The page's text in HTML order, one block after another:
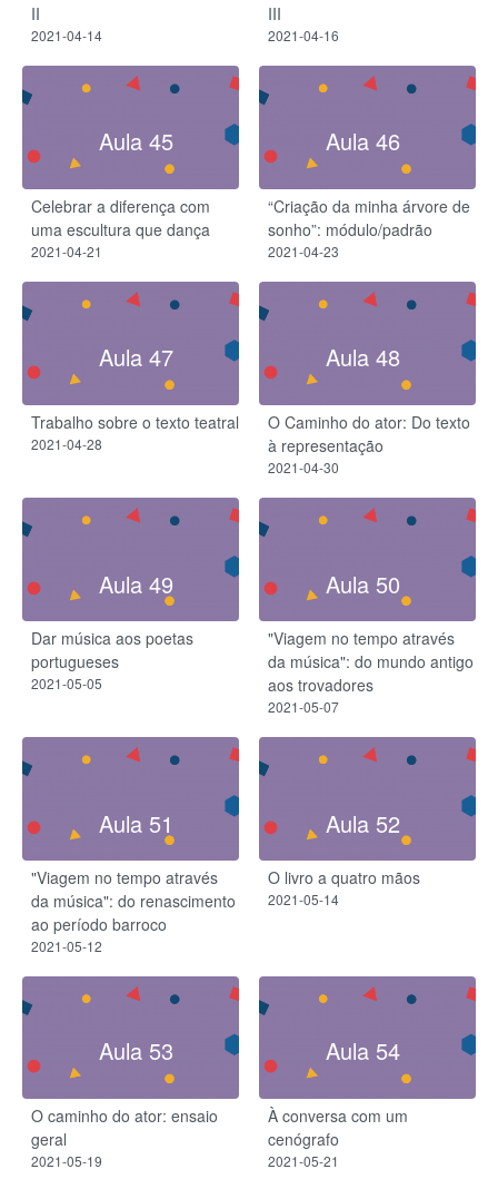
II
2021-04-14
III
2021-04-16
Aula 45
Celebrar a diferença com
uma escultura que dança
2021-04-21
Aula 46
“Criação da minha árvore de
sonho”: módulo/padrão
2021-04-23
Aula 47
Trabalho sobre o texto teatral
2021-04-28
Aula 48
O Caminho do ator: Do texto
à representação
2021-04-30
Aula 49
Dar música aos poetas
portugueses
2021-05-05
Aula 50
"Viagem no tempo através
da música": do mundo antigo
aos trovadores
2021-05-07
Aula 51
"Viagem no tempo através
da música": do renascimento
ao período barroco
2021-05-12
Aula 52
O livro a quatro mãos
2021-05-14
Aula 53
O caminho do ator: ensaio
geral
2021-05-19
Aula 54
À conversa com um
cenógrafo
2021-05-21